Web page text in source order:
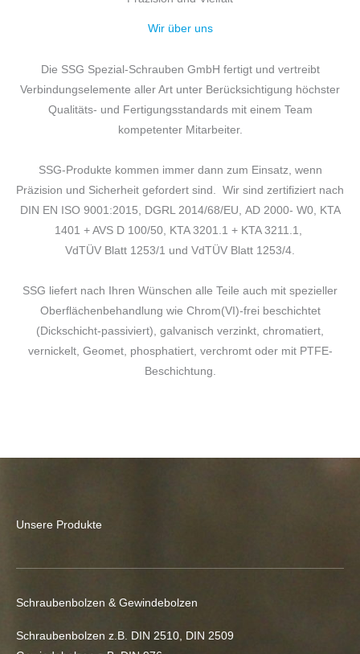
Wir über uns
Die SSG Spezial-Schrauben GmbH fertigt und vertreibt
Verbindungselemente aller Art unter Berücksichtigung höchster
Qualitäts- und Fertigungsstandards mit einem Team
kompetenter Mitarbeiter.
SSG-Produkte kommen immer dann zum Einsatz, wenn
Präzision und Sicherheit gefordert sind. Wir sind zertifiziert nach
DIN EN ISO 9001:2015, DGRL 2014/68/EU, AD 2000- W0, KTA
1401 + AVS D 100/50, KTA 3201.1 + KTA 3211.1,
VdTÜV Blatt 1253/1 und VdTÜV Blatt 1253/4.
SSG liefert nach Ihren Wünschen alle Teile auch mit spezieller
Oberflächenbehandlung wie Chrom(VI)-frei beschichtet
(Dickschicht-passiviert), galvanisch verzinkt, chromatiert,
vernickelt, Geomet, phosphatiert, verchromt oder mit PTFE-
Beschichtung.
Unsere Produkte
Schraubenbolzen & Gewindebolzen
Schraubenbolzen z.B. DIN 2510, DIN 2509